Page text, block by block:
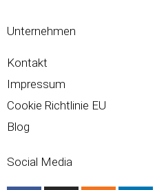
Unternehmen
Kontakt
Impressum
Cookie Richtlinie EU
Blog
Social Media